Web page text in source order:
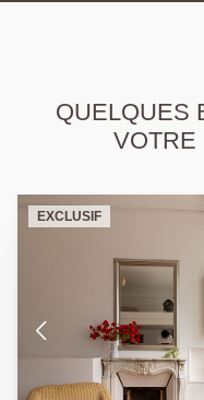
QUELQUES
VOTRE
EXCLUSIF